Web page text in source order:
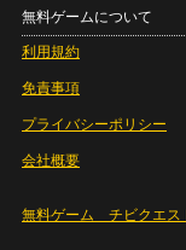
無料ゲームについて
利用規約
免責事項
プライバシーポリシー
会社概要
無料ゲーム チビクエス